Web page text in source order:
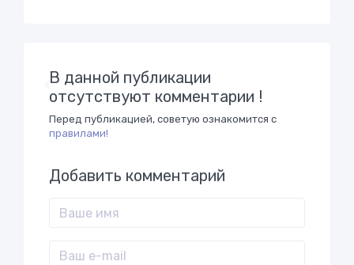
В данной публикации
отсутствуют комментарии !
Перед публикацией, советую ознакомится с
правилами!
Добавить комментарий